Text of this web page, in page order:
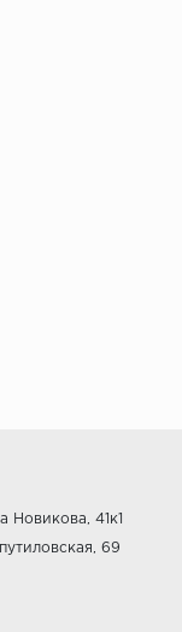
41к1
69